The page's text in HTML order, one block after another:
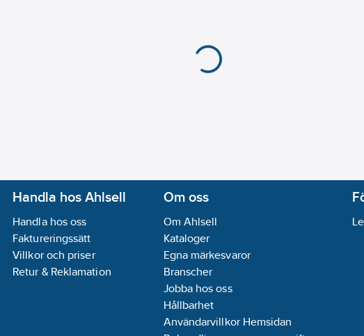
Handla hos Ahlsell
Handla hos oss
Faktureringssätt
Villkor och priser
Retur & Reklamation
Om oss
Om Ahlsell
Kataloger
Egna märkesvaror
Branscher
Jobba hos oss
Hållbarhet
Användarvillkor Hemsidan